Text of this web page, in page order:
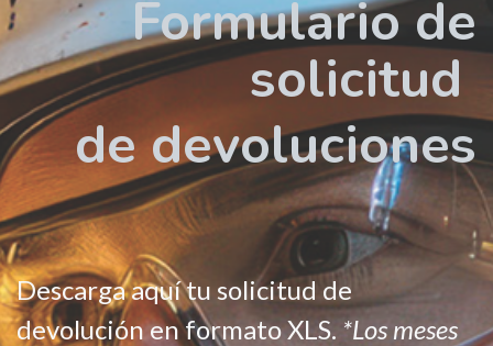
Formulario de
solicitud
de devoluciones
Descarga aquí tu solicitud de
devolución en formato XLS. *Los meses